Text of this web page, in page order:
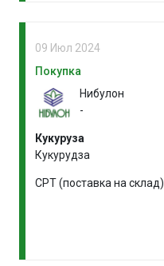
09 Июл 2024
Покупка
Нибулон
-
Кукуруза
Кукурудза
CPT (поставка на склад)